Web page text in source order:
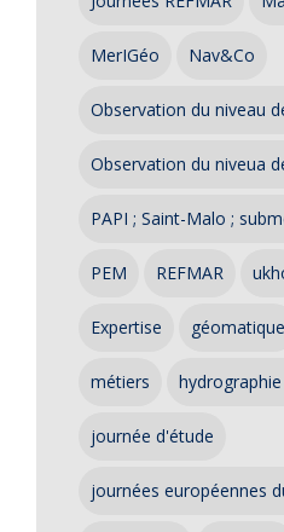
MerIGéo Nav&Co
Observation du niveau
Observation du niveua
PAPI ; Saint-Malo ;
PEM REFMAR
Expertise géomatique
métiers
journée d'étude
journées européennes